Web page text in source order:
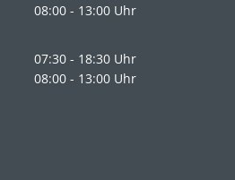
08:00 - 13:00 Uhr
07:30 - 18:30 Uhr
08:00 - 13:00 Uhr